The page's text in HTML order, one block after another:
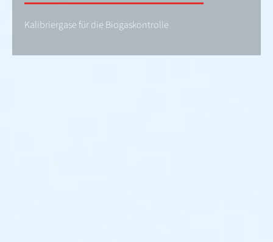
Kalibriergase für die Biogaskontrolle